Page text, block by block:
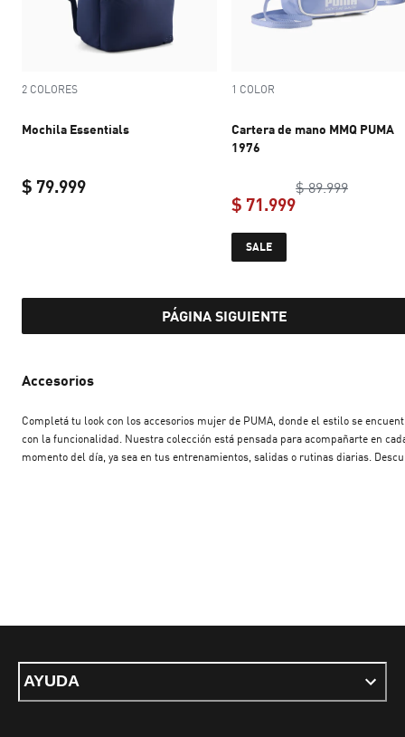
2 COLORES
Mochila Essentials
$ 79.999
1 COLOR
Cartera de mano MMQ PUMA
1976
$ 89.999original
$ 71.999
SALE
PÁGINA SIGUIENTE
Accesorios
Completá tu look con los accesorios mujer de PUMA, donde el estilo se
con la funcionalidad. Nuestra colección está pensada para acompañarte en
momento del día, ya sea en tus entrenamientos, salidas o rutinas diarias. Descubrí
AYUDA